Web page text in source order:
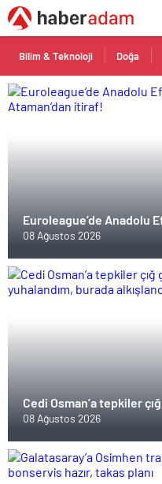
Bilim & Teknoloji Doğa
Euroleague’de Anadolu
Ataman’dan itiraf!
08 Ağustos 2026
Cedi Osman’a tepkiler
İstanbul’da yuhalandım,
08 Ağustos 2026